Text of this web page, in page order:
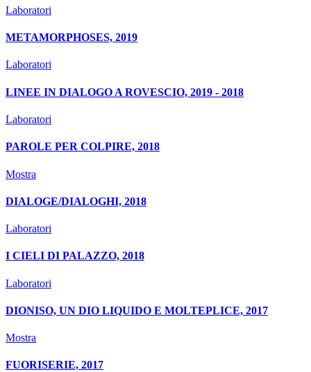
Laboratori
METAMORPHOSES, 2019
Laboratori
LINEE IN DIALOGO A ROVESCIO, 2019 - 2018
Laboratori
PAROLE PER COLPIRE, 2018
Mostra
DIALOGE/DIALOGHI, 2018
Laboratori
I CIELI DI PALAZZO, 2018
Laboratori
DIONISO, UN DIO LIQUIDO E MOLTEPLICE, 2017
Mostra
FUORISERIE, 2017